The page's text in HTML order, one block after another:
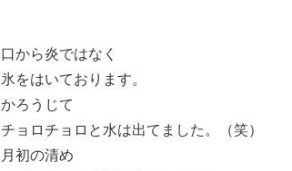
口から炎ではなく
氷をはいております。
かろうじて
チョロチョロと水は出てました。（笑）
月初の清め